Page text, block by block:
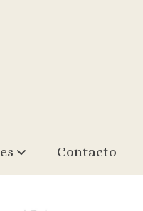
Contacto